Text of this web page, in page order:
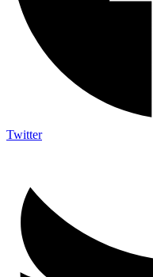
Twitter